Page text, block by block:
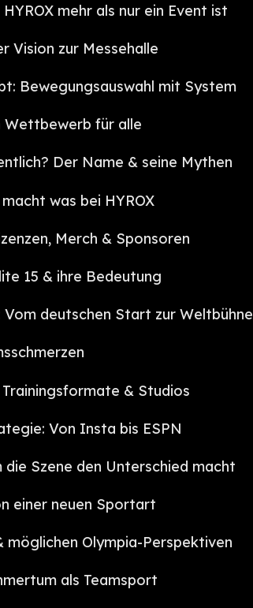
mehr als nur ein Event ist
Vision zur Messehalle
Bewegungsauswahl mit System
Wettbewerb für alle
Der Name & seine Mythen
was bei HYROX
Merch & Sponsoren
15 & ihre Bedeutung
Vom deutschen Start zur Weltbühne
& Studios
Von Insta bis ESPN
die Szene den Unterschied macht
einer neuen Sportart
möglichen Olympia-Perspektiven
als Teamsport